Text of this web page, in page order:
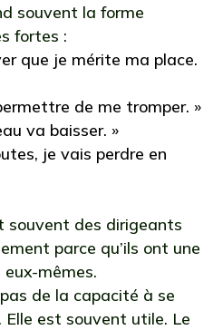
souvent la forme
fortes :
que je mérite ma place.
de me tromper. »
va baisser. »
je vais perdre en
souvent des dirigeants
parce qu’ils ont une
mêmes.
de la capacité à se
est souvent utile. Le